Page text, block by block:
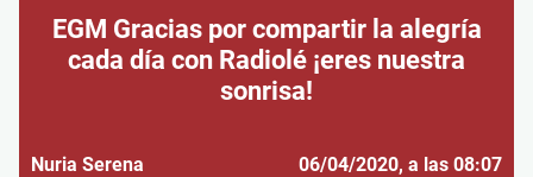
EGM Gracias por compartir la alegría
cada día con Radiolé ¡eres nuestra
sonrisa!
Nuria Serena 06/04/2020, a las 08:07